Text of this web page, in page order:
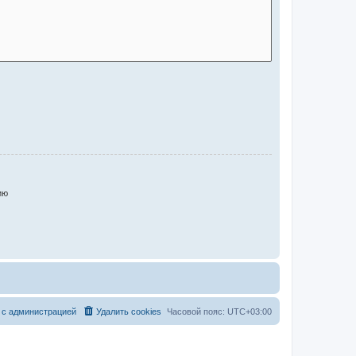
Часовой пояс: UTC+03:00
Удалить cookies
администрацией